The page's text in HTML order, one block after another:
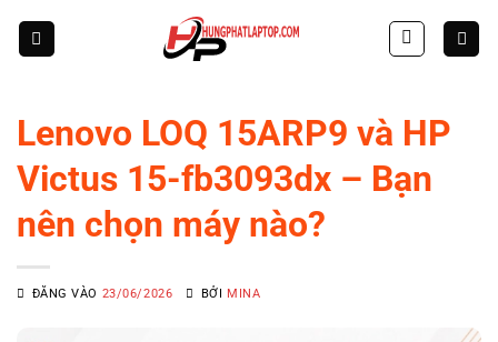
Lenovo LOQ 15ARP9 và HP
Victus 15-fb3093dx – Bạn
nên chọn máy nào?
ĐĂNG VÀO 23/06/2026 BỞI MINA